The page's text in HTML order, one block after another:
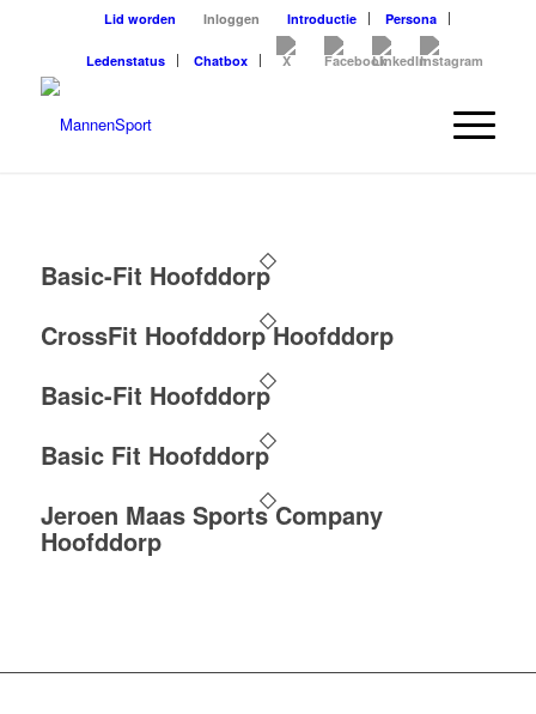
Lid worden Inloggen Introductie Persona
Ledenstatus Chatbox
Basic-Fit Hoofddorp
CrossFit Hoofddorp Hoofddorp
Basic-Fit Hoofddorp
Basic Fit Hoofddorp
Jeroen Maas Sports Company
Hoofddorp